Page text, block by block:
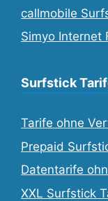
callmobile
Simyo Internet
Surfstick
Tarife ohne
Prepaid
Datentarife
XXL Surfstick